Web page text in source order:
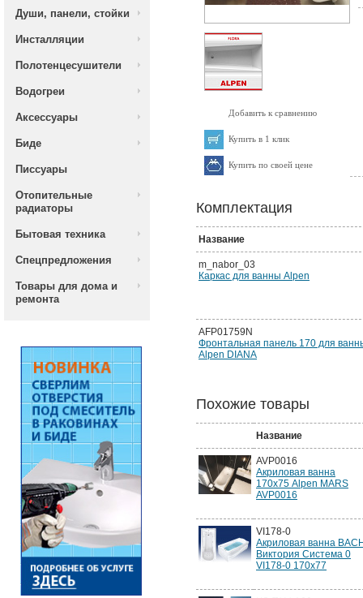
Души, панели, стойки
Инсталляции
Полотенцесушители
Водогреи
Аксессуары
Биде
Писсуары
Отопительные
радиаторы
Бытовая техника
Спецпредложения
Товары для дома и
ремонта
Добавить к сравнению
Купить в 1 клик
Купить по своей цене
Комплектация
Название
m_nabor_03
Каркас для ванны Alpen
AFP01759N
Фронтальная панель 170 для
Alpen DIANA
Похожие товары
Название
AVP0016
Акриловая ванна
170х75 Alpen MARS
AVP0016
VI178-0
Акриловая ванна
Виктория Система 0
VI178-0 170х77